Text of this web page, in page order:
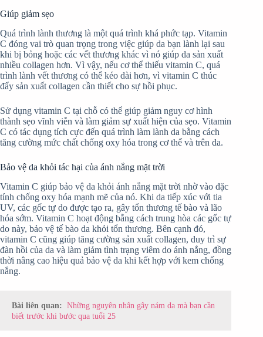
Giúp giảm sẹo
Quá trình lành thương là một quá trình khá phức tạp. Vitamin
C đóng vai trò quan trọng trong việc giúp da bạn lành lại sau
khi bị bỏng hoặc các vết thương khác vì nó giúp da sản xuất
nhiều collagen hơn. Vì vậy, nếu cơ thể thiếu vitamin C, quá
trình lành vết thương có thể kéo dài hơn, vì vitamin C thúc
đẩy sản xuất collagen cần thiết cho sự hồi phục.
Sử dụng vitamin C tại chỗ có thể giúp giảm nguy cơ hình
thành sẹo vĩnh viễn và làm giảm sự xuất hiện của sẹo. Vitamin
C có tác dụng tích cực đến quá trình làm lành da bằng cách
tăng cường mức chất chống oxy hóa trong cơ thể và trên da.
Bảo vệ da khỏi tác hại của ánh nắng mặt trời
Vitamin C giúp bảo vệ da khỏi ánh nắng mặt trời nhờ vào đặc
tính chống oxy hóa mạnh mẽ của nó. Khi da tiếp xúc với tia
UV, các gốc tự do được tạo ra, gây tổn thương tế bào và lão
hóa sớm. Vitamin C hoạt động bằng cách trung hòa các gốc tự
do này, bảo vệ tế bào da khỏi tổn thương. Bên cạnh đó,
vitamin C cũng giúp tăng cường sản xuất collagen, duy trì sự
đàn hồi của da và làm giảm tình trạng viêm do ánh nắng, đồng
thời nâng cao hiệu quả bảo vệ da khi kết hợp với kem chống
nắng.
Bài liên quan: Những nguyên nhân gây nám da mà bạn cần
biết trước khi bước qua tuổi 25